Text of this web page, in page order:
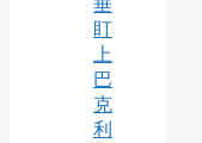
垂
盯
上
巴
克
利